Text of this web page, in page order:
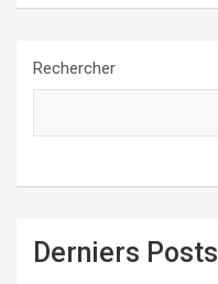
Rechercher
Derniers Posts